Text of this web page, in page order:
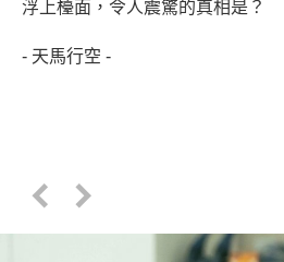
浮上檯面，令人震驚的真相是？
- 天馬行空 -